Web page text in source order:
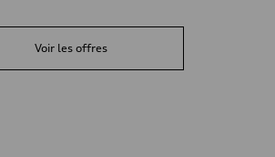
Voir les offres